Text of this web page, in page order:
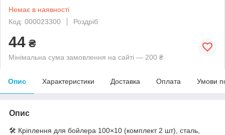
Немає в наявності
Код: 000023300
Роздріб
44 ₴
Мінімальна сума замовлення на сайті — 200 ₴
Опис Характеристики Доставка Оплата Умови
Опис
🛠️ Кріплення для бойлера 100×10 (комплект 2 шт), сталь,